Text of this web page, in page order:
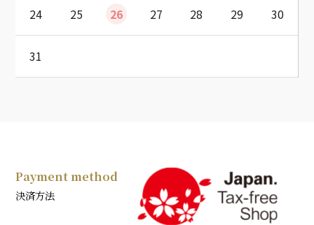
24 25 26 27 28 29 30
31
Payment method
決済方法